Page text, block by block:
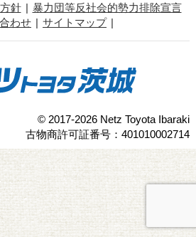
針
暴力団等反社会的勢力排除宣言
わせ
サイトマップ
© 2017-2026 Netz Toyota Ibaraki
古物商許可証番号：401010002714